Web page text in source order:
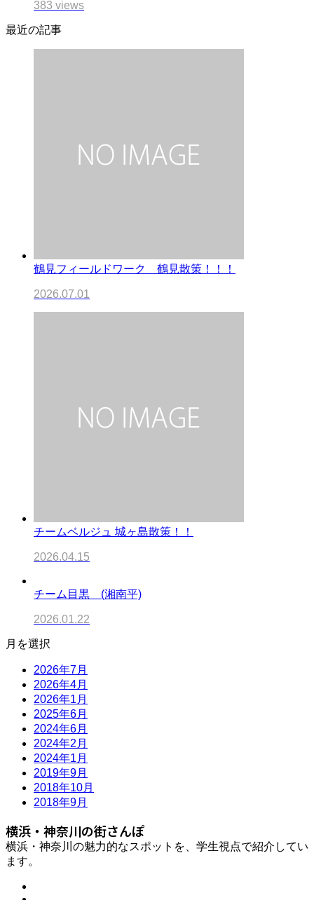
383 views
最近の記事
鶴見フィールドワーク 鶴見散策！！！
2026.07.01
チームベルジュ 城ヶ島散策！！
2026.04.15
チーム目黒 (湘南平)
2026.01.22
月を選択
2026年7月
2026年4月
2026年1月
2025年6月
2024年6月
2024年2月
2024年1月
2019年9月
2018年10月
2018年9月
横浜・神奈川の街さんぽ
横浜・神奈川の魅力的なスポットを、学生視点で紹介してい
ます。